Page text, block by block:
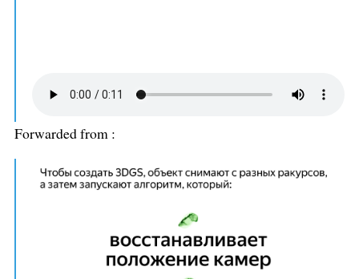
Forwarded from :